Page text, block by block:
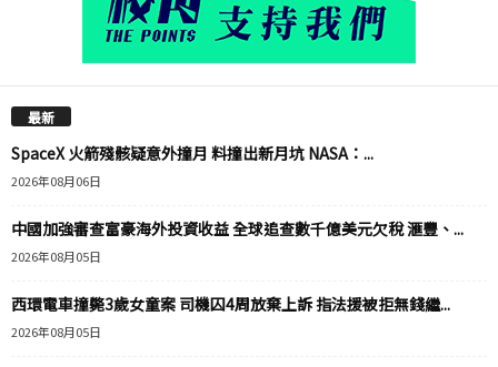
最新
SpaceX 火箭殘骸疑意外撞月 料撞出新月坑 NASA：...
2026年08月06日
中國加強審查富豪海外投資收益 全球追查數千億美元欠稅 滙豐、...
2026年08月05日
西環電車撞斃3歲女童案 司機囚4周放棄上訴 指法援被拒無錢繼...
2026年08月05日